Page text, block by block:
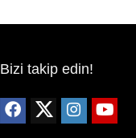
Bizi takip edin!